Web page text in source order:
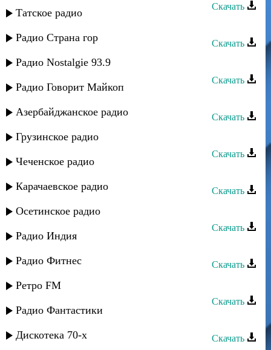
Татское радио
Радио Страна гор
Радио Nostalgie 93.9
Радио Говорит Майкоп
Азербайджанское радио
Грузинское радио
Чеченское радио
Карачаевское радио
Осетинское радио
Радио Индия
Радио Фитнес
Ретро FM
Радио Фантастики
Дискотека 70-х
Скачать
Скачать
Нур группа - Лезгистан
Скачать
Скачать
Караван группа - Лезгидин руш
Скачать
Скачать
Рассвет группа - Саида
Скачать
Скачать
Даркуш группа - Ирада
Скачать
Гапцах группа - Ирена
Скачать